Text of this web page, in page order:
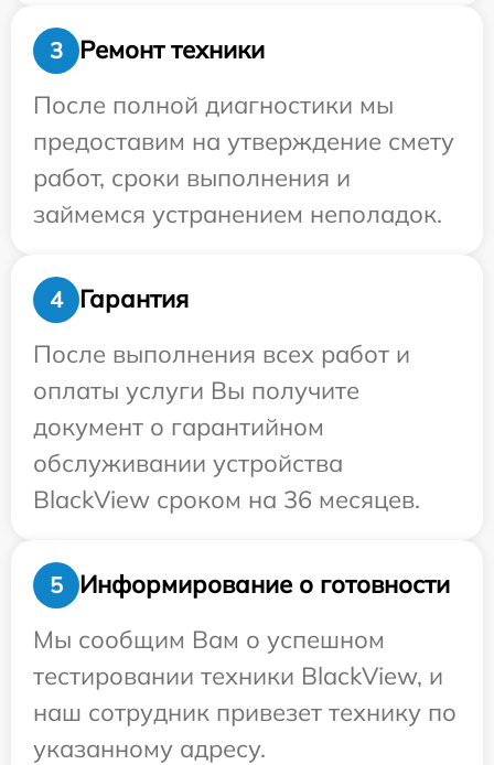
3
Ремонт техники
После полной диагностики мы
предоставим на утверждение смету
работ, сроки выполнения и
займемся устранением неполадок.
4
Гарантия
После выполнения всех работ и
оплаты услуги Вы получите
документ о гарантийном
обслуживании устройства
BlackView сроком на 36 месяцев.
5
Информирование о готовности
Мы сообщим Вам о успешном
тестировании техники BlackView, и
наш сотрудник привезет технику по
указанному адресу.